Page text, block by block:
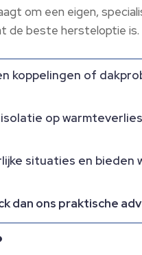
om een eigen,
de beste hersteloptie is.
koppelingen of
op
situaties en bieden
dan ons praktische